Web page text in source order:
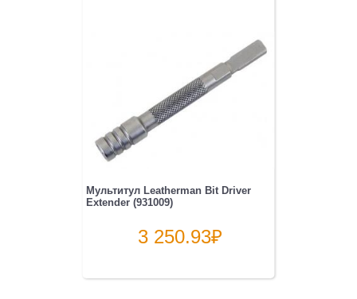
Мультитул Leatherman Bit Driver
Extender (931009)
3 250.93₽